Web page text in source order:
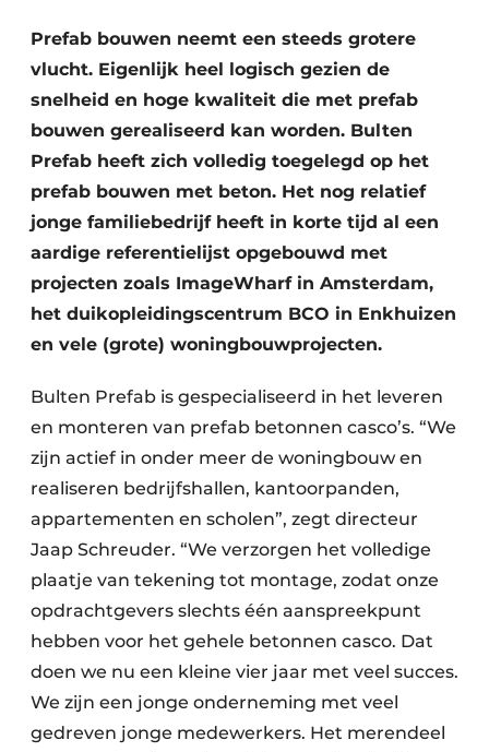
Vacature aanmelden
Video’s
Prefab bouwen neemt een steeds grotere
vlucht. Eigenlijk heel logisch gezien de
snelheid en hoge kwaliteit die met prefab
bouwen gerealiseerd kan worden. Bulten
Prefab heeft zich volledig toegelegd op het
prefab bouwen met beton. Het nog relatief
jonge familiebedrijf heeft in korte tijd al een
aardige referentielijst opgebouwd met
projecten zoals ImageWharf in Amsterdam,
het duikopleidingscentrum BCO in Enkhuizen
en vele (grote) woningbouwprojecten.
Bulten Prefab is gespecialiseerd in het leveren
en monteren van prefab betonnen casco’s. “We
zijn actief in onder meer de woningbouw en
realiseren bedrijfshallen, kantoorpanden,
appartementen en scholen”, zegt directeur
Jaap Schreuder. “We verzorgen het volledige
plaatje van tekening tot montage, zodat onze
opdrachtgevers slechts één aanspreekpunt
hebben voor het gehele betonnen casco. Dat
doen we nu een kleine vier jaar met veel succes.
We zijn een jonge onderneming met veel
gedreven jonge medewerkers. Het merendeel